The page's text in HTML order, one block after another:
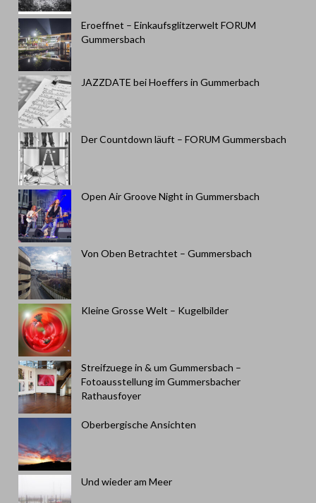
Eroeffnet – Einkaufsglitzerwelt FORUM
Gummersbach
JAZZDATE bei Hoeffers in Gummerbach
Der Countdown läuft – FORUM Gummersbach
Open Air Groove Night in Gummersbach
Von Oben Betrachtet – Gummersbach
Kleine Grosse Welt – Kugelbilder
Streifzuege in & um Gummersbach –
Fotoausstellung im Gummersbacher
Rathausfoyer
Oberbergische Ansichten
Und wieder am Meer